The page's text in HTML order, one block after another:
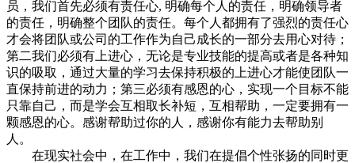
员，我们首先必须有责任心, 明确每个人的责任，明确领导者
的责任，明确整个团队的责任。每个人都拥有了强烈的责任心
才会将团队或公司的工作作为自己成长的一部分去用心对待；
第二我们必须有上进心，无论是专业技能的提高或者是各种知
识的吸取，通过大量的学习去保持积极的上进心才能使团队一
直保持前进的动力；第三必须有感恩的心，实现一个目标不能
只靠自己，而是学会互相取长补短，互相帮助，一定要拥有一
颗感恩的心。感谢帮助过你的人，感谢你有能力去帮助别
人。
在现实社会中，在工作中，我们在提倡个性张扬的同时更